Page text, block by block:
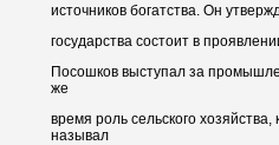
источников богатства. Он
государства состоит в
Посошков выступал за
же
время роль сельского хозяйства,
называл